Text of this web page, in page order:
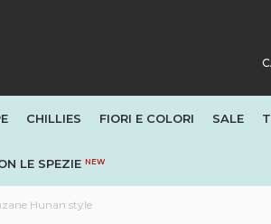
CHILLIES FIORI E COLORI SALE
LE SPEZIE NEW
Hunan style